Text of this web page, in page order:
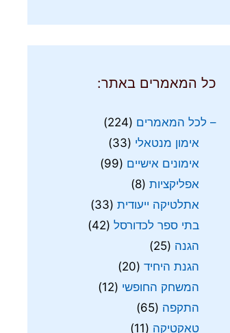
כל המאמרים באתר:
– לכל המאמרים (224)
אימון מנטאלי (33)
אימונים אישיים (99)
אפליקציות (8)
אתלטיקה ייעודית (33)
בתי ספר לכדורסל (42)
הגנה (25)
הגנת היחיד (20)
המשחק החופשי (12)
התקפה (65)
טאקטיקה (11)